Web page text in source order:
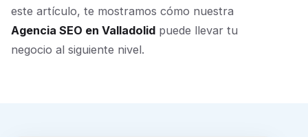
este artículo, te mostramos cómo nuestra
Agencia SEO en Valladolid puede llevar tu
negocio al siguiente nivel.